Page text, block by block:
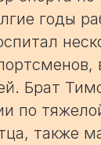
годы
Брат
по
также